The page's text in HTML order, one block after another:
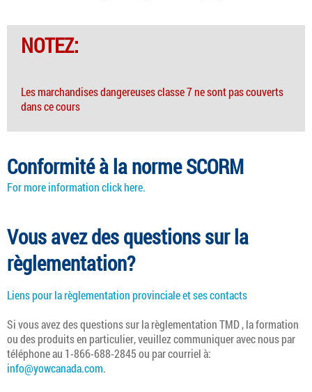
NOTEZ:
Les marchandises dangereuses classe 7 ne sont pas couverts
dans ce cours
Conformité à la norme SCORM
For more information click here.
Vous avez des questions sur la
règlementation?
Liens pour la règlementation provinciale et ses contacts
Si vous avez des questions sur la règlementationTMD, la formation
ou des produits en particulier, veuillez communiquer avec nous par
téléphone au 1-866-688-2845 ou par courriel à:
info@yowcanada.com.